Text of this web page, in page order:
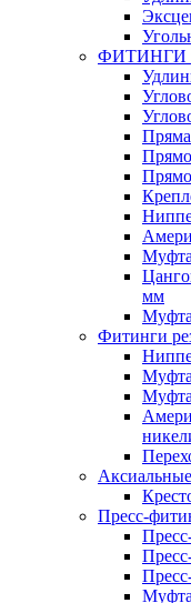
ФИТИНГИ
мм
Фитинги
Пресс-
Муфта